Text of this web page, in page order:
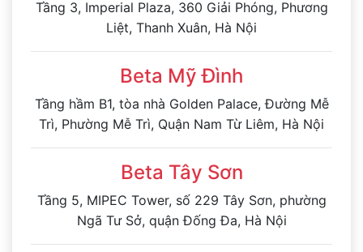
Tầng 3, Imperial Plaza, 360 Giải Phóng, Phương
Liệt, Thanh Xuân, Hà Nội
Beta Mỹ Đình
Tầng hầm B1, tòa nhà Golden Palace, Đường Mễ
Trì, Phường Mễ Trì, Quận Nam Từ Liêm, Hà Nội
Beta Tây Sơn
Tầng 5, MIPEC Tower, số 229 Tây Sơn, phường
Ngã Tư Sở, quận Đống Đa, Hà Nội